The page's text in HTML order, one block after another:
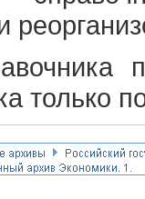
только